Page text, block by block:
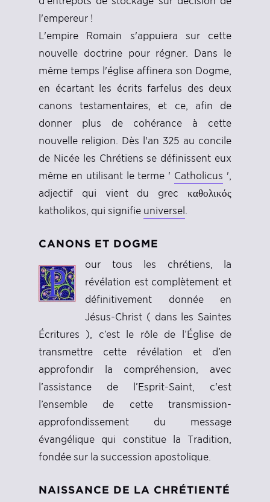
l'empereur !
L'empire Romain s'appuiera sur cette
nouvelle doctrine pour régner. Dans le
même temps l'église affinera son Dogme,
en écartant les écrits farfelus des deux
canons testamentaires, et ce, afin de
donner plus de cohérance à cette
nouvelle religion. Dès l'an 325 au concile
de Nicée les Chrétiens se définissent eux
même en utilisant le terme ' Catholicus ',
adjectif qui vient du grec καθολικός
katholikos, qui signifie universel
CANONS ET DOGME
our tous les chrétiens, la
révélation est complètement et
définitivement donnée en
Jésus-Christ ( dans les Saintes
Écritures ), c’est le rôle de l’Église de
transmettre cette révélation et d’en
approfondir la compréhension, avec
l’assistance de l’Esprit-Saint, c'est
l’ensemble de cette transmission-
approfondissement du message
évangélique qui constitue la Tradition,
fondée sur la succession apostolique.
NAISSANCE DE LA CHRÉTIENTÉ